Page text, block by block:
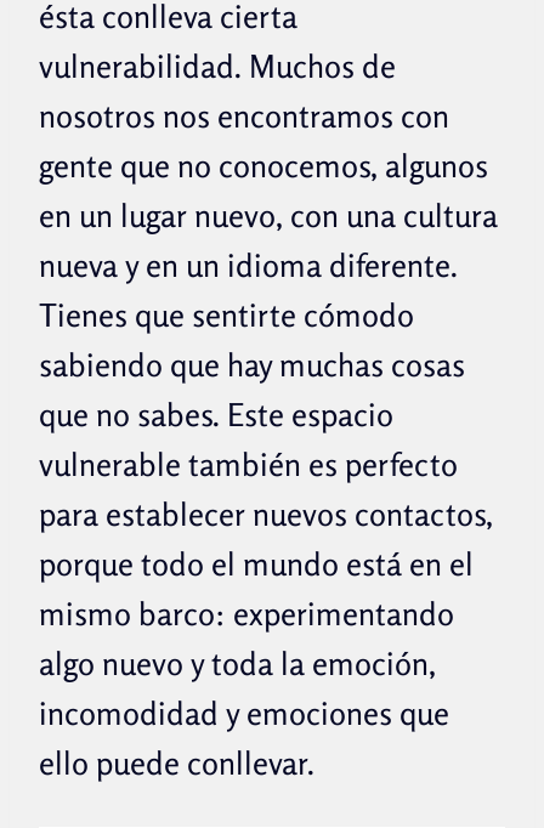
ésta conlleva cierta
vulnerabilidad. Muchos de
nosotros nos encontramos con
gente que no conocemos, algunos
en un lugar nuevo, con una cultura
nueva y en un idioma diferente.
Tienes que sentirte cómodo
sabiendo que hay muchas cosas
que no sabes. Este espacio
vulnerable también es perfecto
para establecer nuevos contactos,
porque todo el mundo está en el
mismo barco: experimentando
algo nuevo y toda la emoción,
incomodidad y emociones que
ello puede conllevar.